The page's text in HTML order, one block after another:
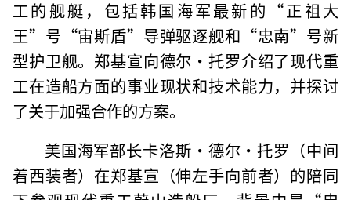
工的舰艇，包括韩国海军最新的“正祖大
王”号“宙斯盾”导弹驱逐舰和“忠南”号新
型护卫舰。郑基宣向德尔·托罗介绍了现代重
工在造船方面的事业现状和技术能力，并探讨
了关于加强合作的方案。
美国海军部长卡洛斯·德尔·托罗（中间
着西装者）在郑基宣（伸左手向前者）的陪同